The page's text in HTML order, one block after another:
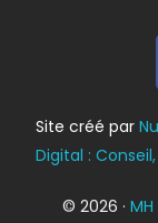
© 2026 · MH
Site créé par
Digital :